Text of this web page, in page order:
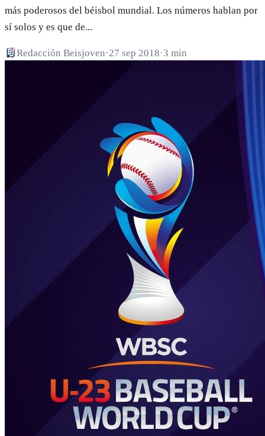
más poderosos del béisbol mundial. Los números hablan por
sí solos y es que de...
Redacción Beisjoven·27 sep 2018·3 min